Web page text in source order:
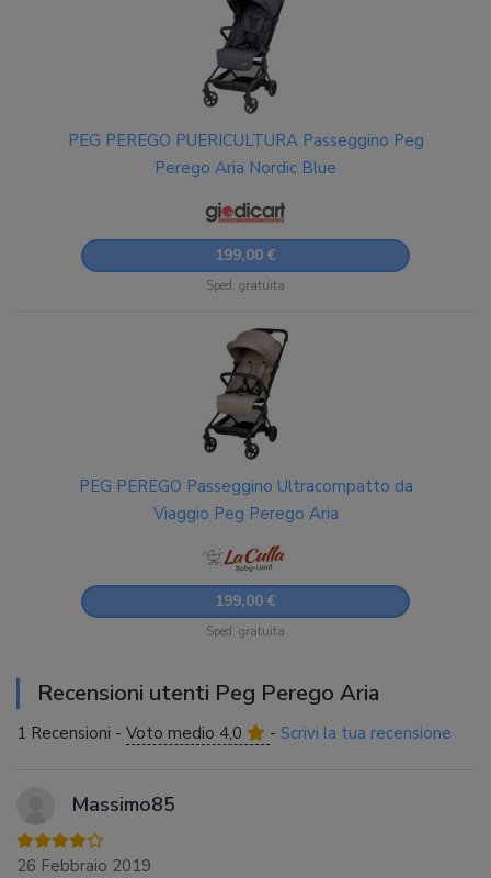
PEG PEREGO PUERICULTURA Passeggino Peg
Perego Aria Nordic Blue
199,00 €
Sped. gratuita
PEG PEREGO Passeggino Ultracompatto da
Viaggio Peg Perego Aria
199,00 €
Sped. gratuita
Recensioni utenti Peg Perego Aria
1 Recensioni - Voto medio 4,0 - Scrivi la tua recensione
Massimo85
26 Febbraio 2019